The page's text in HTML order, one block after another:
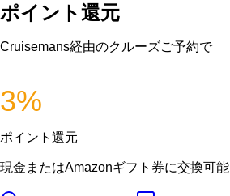
ポイント還元
Cruisemans経由のクルーズご予約で
3%
ポイント還元
現金またはAmazonギフト券に交換可能